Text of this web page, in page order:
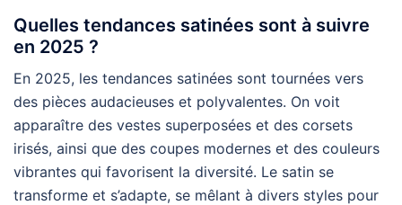
Quelles tendances satinées sont à suivre
en 2025 ?
En 2025, les tendances satinées sont tournées vers
des pièces audacieuses et polyvalentes. On voit
apparaître des vestes superposées et des corsets
irisés, ainsi que des coupes modernes et des couleurs
vibrantes qui favorisent la diversité. Le satin se
transforme et s’adapte, se mêlant à divers styles pour